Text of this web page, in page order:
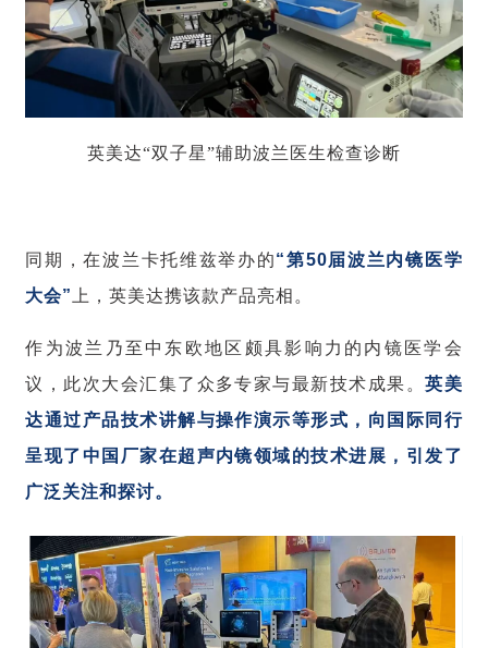
英美达“双子星”辅助波兰医生检查诊断
同期，在波兰卡托维兹举办的“第50届波兰内镜医学
大会” 上，英美达携该款产品亮相。
作为波兰乃至中东欧地区颇具影响力的内镜医学会
议，此次大会汇集了众多专家与最新技术成果。英美
达通过产品技术讲解与操作演示等形式，向国际同行
呈现了中国厂家在超声内镜领域的技术进展，引发了
广泛关注和探讨。